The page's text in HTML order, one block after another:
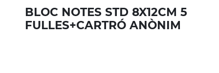
BLOC NOTES STD 8X12CM 5
FULLES+CARTRÓ ANÒNIM